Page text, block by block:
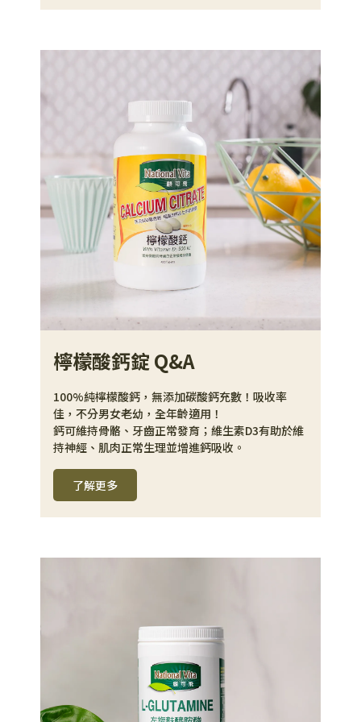
檸檬酸鈣錠 Q&A
100%純檸檬酸鈣，無添加碳酸鈣充數！吸收率
佳，不分男女老幼，全年齡適用！
鈣可維持骨骼、牙齒正常發育；維生素D3有助於維
持神經、肌肉正常生理並增進鈣吸收。
了解更多